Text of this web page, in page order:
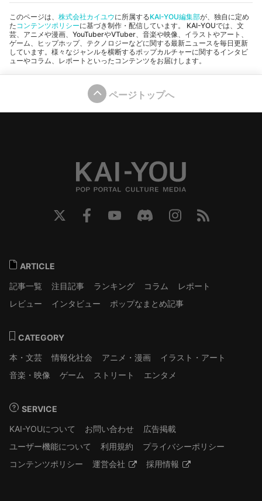
このページは、 株式会社カイユウに所属するKAI-YOU編集部が、独自に定め
た コンテンツポリシーに基づき制作・配信しています。 KAI-YOUでは、文
芸、アニメや漫画、YouTuberやVTuber、音楽や映像、イラストやアート、
ゲーム、ヒップホップ、テクノロジーなどに関する最新ニュースを毎日更新
しています。様々なジャンルを横断するポップカルチャーに関するインタビ
ューやコラム、レポートといったコンテンツをお届けします。
ページトップへ
ARTICLE
記事一覧
注目記事 ランキング コラム
レポート
レビュー
インタビュー ポップなまとめ記事
CATEGORY
本・文芸
情報化社会 アニメ・漫画
イラスト・アート
音楽・映像
ゲーム ストリート エンタメ
SERVICE
KAI-YOUについて
お問い合わせ
広告掲載
ユーザー機能について
利用規約
プライバシーポリシー
コンテンツポリシー
運営会社 採用情報